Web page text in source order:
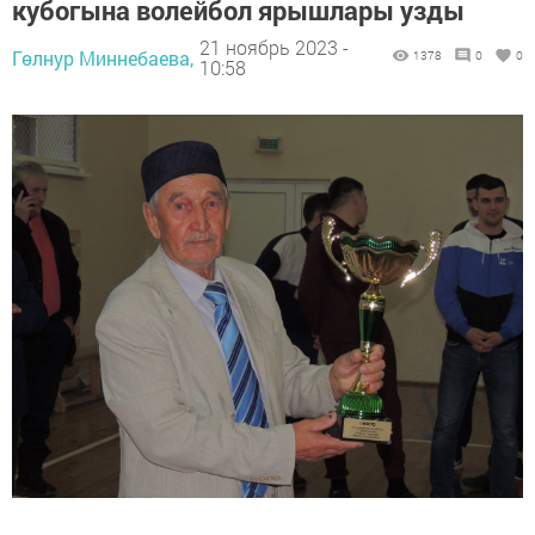
кубогына волейбол ярышлары узды
Гөлнур Миннебаева, 21 ноябрь 2023 -
10:58
1378 0 0